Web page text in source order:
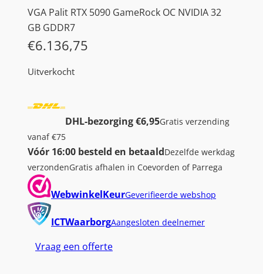
VGA Palit RTX 5090 GameRock OC NVIDIA 32
GB GDDR7
€6.136,75
Uitverkocht
DHL-bezorging €6,95Gratis verzending
vanaf €75
Vóór 16:00 besteld en betaaldDezelfde werkdag
verzondenGratis afhalen in Coevorden of Parrega
WebwinkelKeurGeverifieerde webshop
ICTWaarborgAangesloten deelnemer
Vraag een offerte